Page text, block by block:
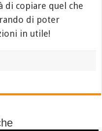
di copiare quel che
di poter
in utile!